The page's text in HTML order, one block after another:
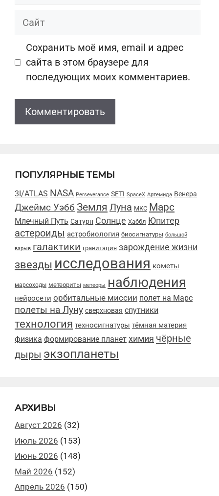
Сайт
Сохранить моё имя, email и адрес
сайта в этом браузере для
последующих моих комментариев.
ПОПУЛЯРНЫЕ ТЕМЫ
3I/ATLAS NASA Perseverance SETI SpaceX Артемида Венера
Джеймс Уэбб Земля Луна МКС Марс
Млечный Путь Сатурн Солнце Хаббл Юпитер
астероиды астробиология биосигнатуры большой
взрыв галактики гравитация зарождение жизни
звезды исследования кометы
марсоходы метеориты метеоры наблюдения
нейросети орбитальные миссии полет на Марс
полеты на Луну сверхновая спутники
технология техносигнатуры тёмная материя
физика формирование планет химия чёрные
дыры экзопланеты
АРХИВЫ
Август 2026 (32)
Июль 2026 (153)
Июнь 2026 (148)
Май 2026 (152)
Апрель 2026 (150)